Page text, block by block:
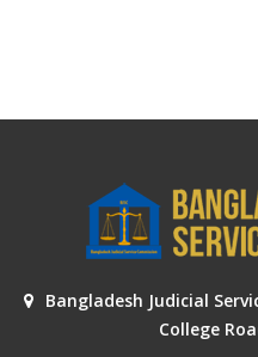
Bangladesh Judicial
College